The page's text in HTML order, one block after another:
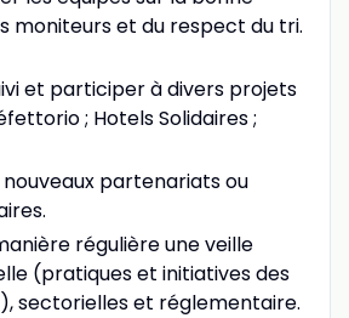
moniteurs et du respect du tri.
et participer à divers projets
; Hotels Solidaires ;
partenariats ou
régulière une veille
(pratiques et initiatives des
sectorielles et réglementaire.